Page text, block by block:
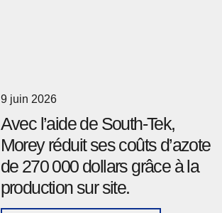
9 juin 2026
Avec l’aide de South-Tek,
Morey réduit ses coûts d’azote
de 270 000 dollars grâce à la
production sur site.